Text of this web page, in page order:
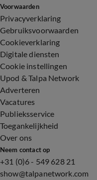
Voorwaarden
Privacyverklaring
Gebruiksvoorwaarden
Cookieverklaring
Digitale diensten
Cookie instellingen
Upod & Talpa Network
Adverteren
Vacatures
Publieksservice
Toegankelijkheid
Over ons
Neem contact op
+31 (0)6 - 549 628 21
show@talpanetwork.com